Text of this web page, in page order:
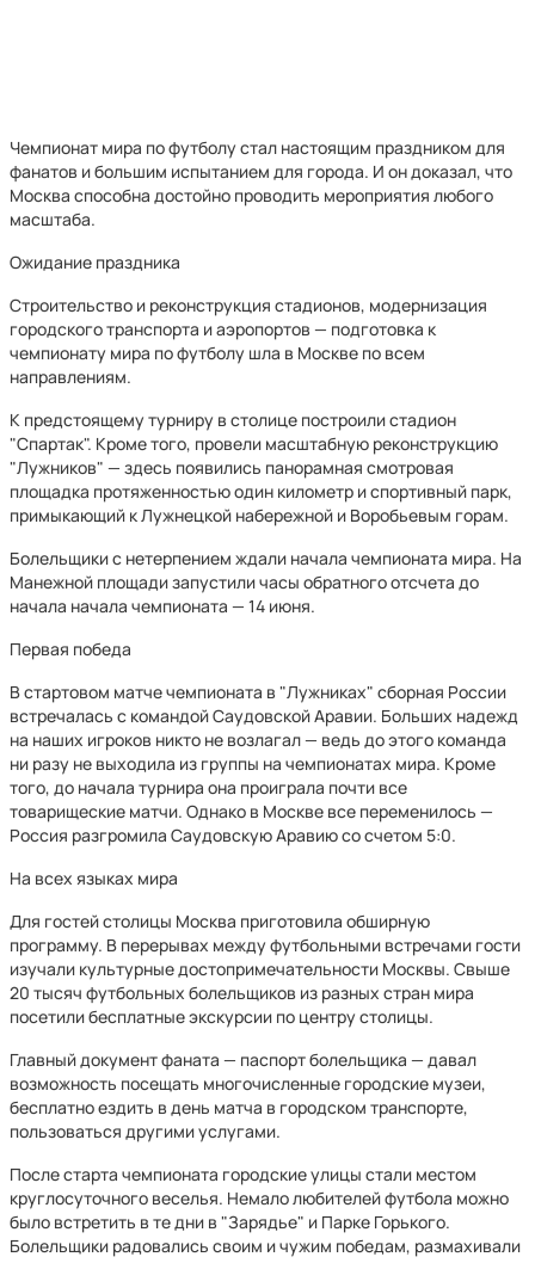
Чемпионат мира по футболу стал настоящим праздником для
фанатов и большим испытанием для города. И он доказал, что
Москва способна достойно проводить мероприятия любого
масштаба.
Ожидание праздника
Строительство и реконструкция стадионов, модернизация
городского транспорта и аэропортов — подготовка к
чемпионату мира по футболу шла в Москве по всем
направлениям.
К предстоящему турниру в столице построили стадион
"Спартак". Кроме того, провели масштабную реконструкцию
"Лужников" — здесь появились панорамная смотровая
площадка протяженностью один километр и спортивный парк,
примыкающий к Лужнецкой набережной и Воробьевым горам.
Болельщики с нетерпением ждали начала чемпионата мира. На
Манежной площади запустили часы обратного отсчета до
начала начала чемпионата — 14 июня.
Первая победа
В стартовом матче чемпионата в "Лужниках" сборная России
встречалась с командой Саудовской Аравии. Больших надежд
на наших игроков никто не возлагал — ведь до этого команда
ни разу не выходила из группы на чемпионатах мира. Кроме
того, до начала турнира она проиграла почти все
товарищеские матчи. Однако в Москве все переменилось —
Россия разгромила Саудовскую Аравию со счетом 5:0.
На всех языках мира
Для гостей столицы Москва приготовила обширную
программу. В перерывах между футбольными встречами гости
изучали культурные достопримечательности Москвы. Свыше
20 тысяч футбольных болельщиков из разных стран мира
посетили бесплатные экскурсии по центру столицы.
Главный документ фаната — паспорт болельщика — давал
возможность посещать многочисленные городские музеи,
бесплатно ездить в день матча в городском транспорте,
пользоваться другими услугами.
После старта чемпионата городские улицы стали местом
круглосуточного веселья. Немало любителей футбола можно
было встретить в те дни в "Зарядье" и Парке Горького.
Болельщики радовались своим и чужим победам, размахивали